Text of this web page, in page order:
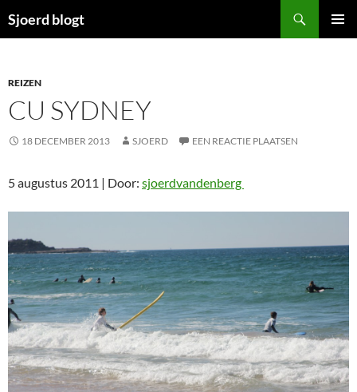
naar
Sjoerd blogt
REIZEN
CU SYDNEY
18 DECEMBER 2013 SJOERD EEN REACTIE PLAATSEN
5 augustus 2011 | Door: sjoerdvandenberg